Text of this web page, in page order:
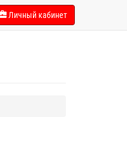
Личный кабинет